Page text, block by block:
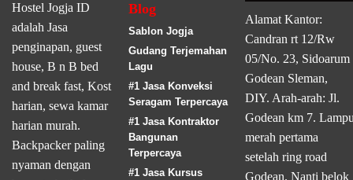
Hostel Jogja ID
adalah Jasa
penginapan, guest
house, B n B bed
and break fast, Kost
harian, sewa kamar
harian murah.
Backpacker paling
nyaman dengan
Blog
Sablon Jogja
Gudang Terjemahan
Lagu
#1 Jasa Konveksi
Seragam Terpercaya
#1 Jasa Kontraktor
Bangunan
Terpercaya
#1 Jasa Kursus
Alamat Kantor:
Candran rt 12/Rw
05/No. 23, Sidoarum
Godean Sleman,
DIY. Arah-arah: Jl.
Godean km 7.
merah pertama
setelah ring road
Godean. Nanti belok